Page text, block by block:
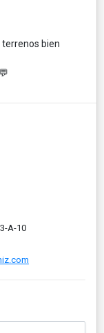
bien
A-10